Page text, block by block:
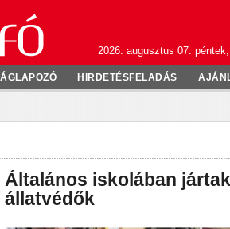
2026. augusztus 07.
HIRDETÉSFELADÁS
Általános iskolában
állatvédők